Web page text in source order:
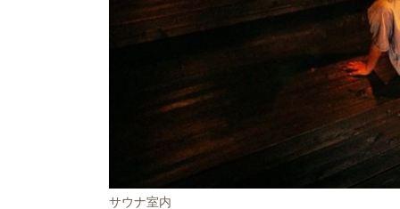
サウナ室内